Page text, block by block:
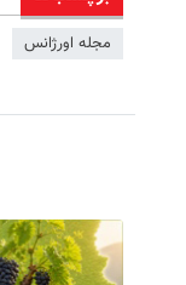
مجله اورژانس